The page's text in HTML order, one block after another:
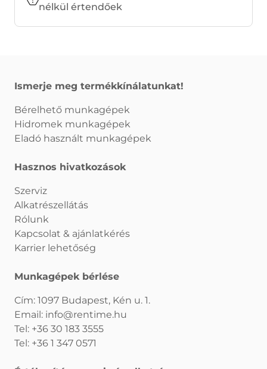
nélkül értendőek
Ismerje meg termékkínálatunkat!
Bérelhető munkagépek
Hidromek munkagépek
Eladó használt munkagépek
Hasznos hivatkozások
Szerviz
Alkatrészellátás
Rólunk
Kapcsolat & ajánlatkérés
Karrier lehetőség
Munkagépek bérlése
Cím: 1097 Budapest, Kén u. 1.
Email: info@rentime.hu
Tel: +36 30 183 3555
Tel: +36 1 347 0571